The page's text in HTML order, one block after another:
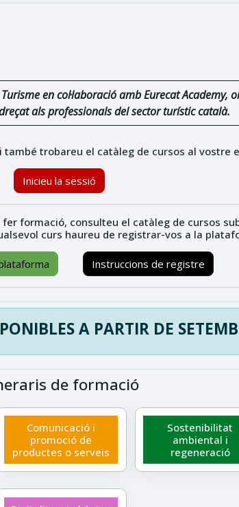
en col·laboració amb Eurecat Academy,
als professionals del sector turístic català.
trobareu el catàleg de cursos al
Inicieu la sessió
formació, consulteu el catàleg de cursos
curs haureu de registrar-vos a la
Instruccions de registre
A PARTIR DE
de formació
Comunicació i
promoció de
productes o serveis
Sostenibilitat
ambiental i
regeneració